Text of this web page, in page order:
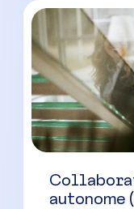
autonome